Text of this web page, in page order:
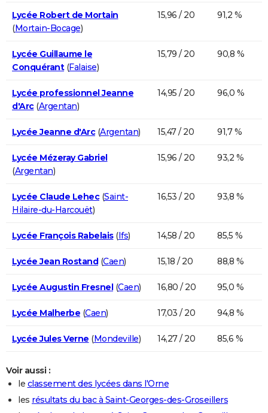
Lycée Robert de Mortain
(Mortain-Bocage)
15,96 / 20 91,2 %
Lycée Guillaume le
Conquérant(Falaise)
15,79 / 20 90,8 %
Lycée professionnel Jeanne
d'Arc(Argentan)
14,95 / 20 96,0 %
Lycée Jeanne d'Arc(Argentan) 15,47 / 20 91,7 %
Lycée Mézeray Gabriel
(Argentan)
15,96 / 20 93,2 %
Lycée Claude Lehec(Saint-
Hilaire-du-Harcouët)
16,53 / 20 93,8 %
Lycée François Rabelais(Ifs) 14,58 / 20 85,5 %
Lycée Jean Rostand(Caen) 15,18 / 20 88,8 %
Lycée Augustin Fresnel(Caen) 16,80 / 20 95,0 %
Lycée Malherbe (Caen) 17,03 / 20 94,8 %
Lycée Jules Verne (Mondeville) 14,27 / 20 85,6 %
Voir aussi :
le classement des lycées dans l'Orne
les résultats du bac à Saint-Georges-des-Groseillers